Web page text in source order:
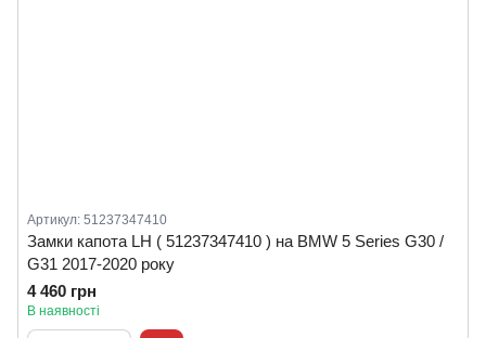
Артикул: 51237347410
Замки капота LH ( 51237347410 ) на BMW 5 Series G30 /
G31 2017-2020 року
4 460 грн
В наявності